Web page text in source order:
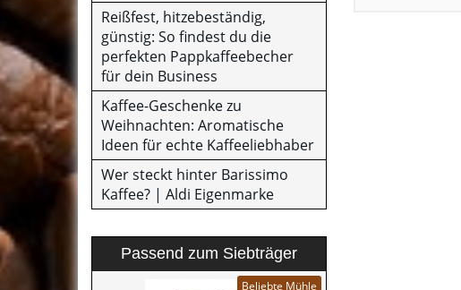
Reißfest, hitzebeständig,
günstig: So findest du die
perfekten Pappkaffeebecher
für dein Business
Kaffee-Geschenke zu
Weihnachten: Aromatische
Ideen für echte Kaffeeliebhaber
Wer steckt hinter Barissimo
Kaffee? | Aldi Eigenmarke
Passend zum Siebträger
Beliebte Mühle